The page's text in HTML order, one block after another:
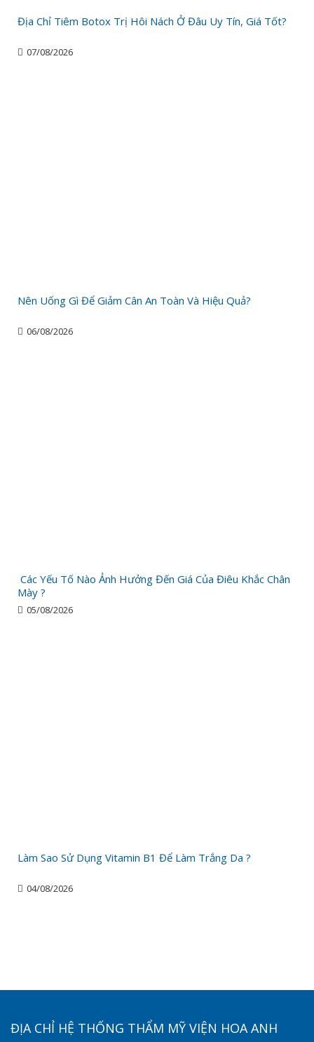
Địa Chỉ Tiêm Botox Trị Hôi Nách Ở Đâu Uy Tín, Giá Tốt?
07/08/2026
Nên Uống Gì Để Giảm Cân An Toàn Và Hiệu Quả?
06/08/2026
Các Yếu Tố Nào Ảnh Hưởng Đến Giá Của Điêu Khắc Chân
Mày ?
05/08/2026
Làm Sao Sử Dụng Vitamin B1 Để Làm Trắng Da ?
04/08/2026
ĐỊA CHỈ HỆ THỐNG THẨM MỸ VIỆN HOA ANH